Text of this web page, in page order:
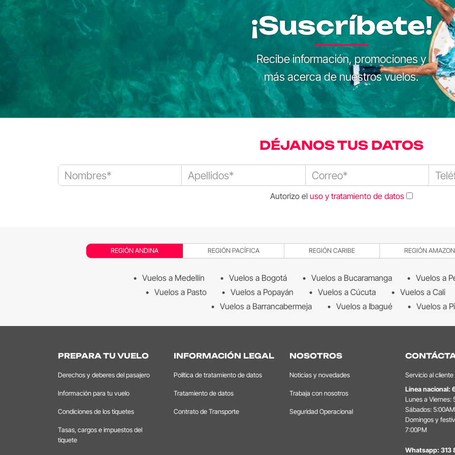
¡Suscríbete!
Recibe información, promociones y
más acerca de nuestros vuelos.
DÉJANOS TUS DATOS
Autorizo el uso y tratamiento de datos
REGIÓN ANDINA REGIÓN PACÍFICA REGIÓN CARIBE REGIÓN
Vuelos a Medellín Vuelos a Bogotá Vuelos a Bucaramanga
Vuelos a
Vuelos a Pasto
Vuelos a Popayán Vuelos a Cúcuta
Vuelos a Cali
Vuelos a Barrancabermeja
Vuelos a Ibagué Vuelos a
PREPARA TU VUELO
Derechos y deberes del pasajero
Información para tu vuelo
Condiciones de los tiquetes
Tasas, cargos e impuestos del
tiquete
INFORMACIÓN LEGAL
Política de tratamiento de datos
Tratamiento de datos
Contrato de Transporte
NOSOTROS
Noticias y novedades
Trabaja con nosotros
Seguridad Operacional
Servicio al cliente
Línea nacional:
Lunes a Viernes:
Sábados:
Domingos y
7:00PM
Whatsapp: 313